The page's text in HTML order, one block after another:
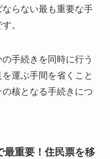
らない最も重要な手
。
手続きを同時に行う
運ぶ手間を省くこと
核となる手続きにつ
最重要！住民票を移